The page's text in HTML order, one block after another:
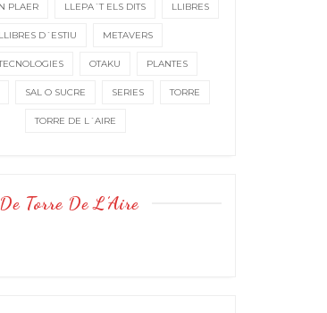
PLAER LLEPA´T ELS DITS LLIBRES
LLIBRES D´ESTIU METAVERS
OTAKU PLANTES
SAL O SUCRE SERIES TORRE
TORRE DE L´AIRE
Torre De L’Aire